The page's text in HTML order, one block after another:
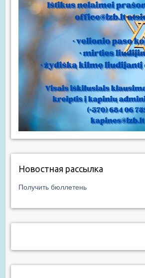
Новостная рассылка
Получить бюллетень